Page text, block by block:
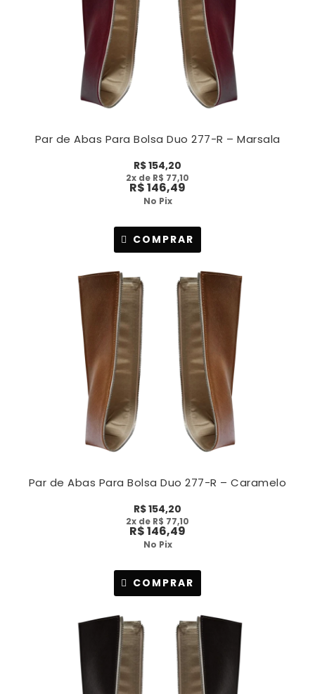
Par de Abas Para Bolsa Duo 277-R – Marsala
R$146,49
No Pix
R$154,20
2x de R$ 77,10
COMPRAR
Par de Abas Para Bolsa Duo 277-R – Caramelo
R$146,49
No Pix
R$154,20
2x de R$ 77,10
COMPRAR